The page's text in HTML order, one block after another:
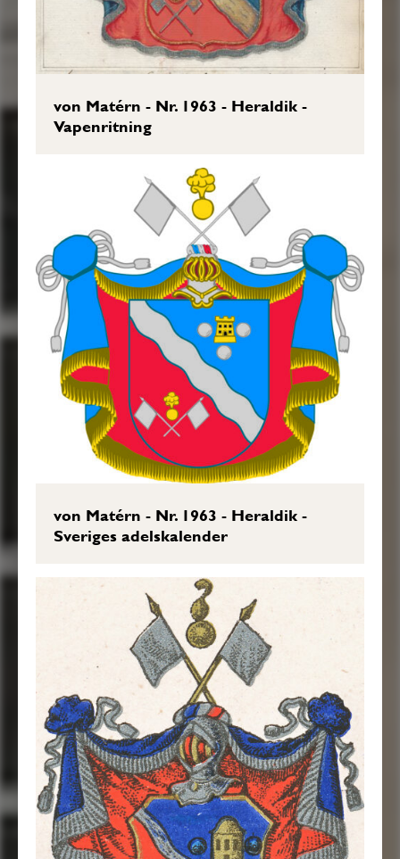
Transkription: Göran Mörner, 2019-09-
von Matérn - Nr. 1963 - Heraldik -
Vapenritning
von Matérn - Nr. 1963 - Heraldik -
Sveriges adelskalender